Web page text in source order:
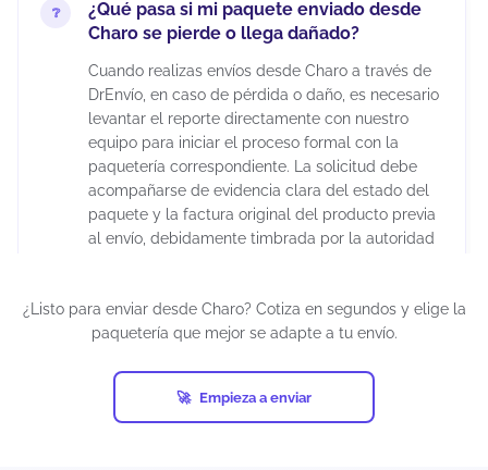
¿Qué pasa si mi paquete enviado desde
Charo se pierde o llega dañado?
Cuando realizas envíos desde Charo a través de
DrEnvío, en caso de pérdida o daño, es necesario
levantar el reporte directamente con nuestro
equipo para iniciar el proceso formal con la
paquetería correspondiente. La solicitud debe
acompañarse de evidencia clara del estado del
paquete y la factura original del producto previa
al envío, debidamente timbrada por la autoridad
evaluación de la empresa de mensajería, ya que
cada transportista cuenta con sus propios
Los tiempos de resolución pueden extenderse
varias semanas debido a los procesos internos
¿Listo para enviar desde Charo? Cotiza en segundos y elige la
paquetería que mejor se adapte a tu envío.
Empieza a enviar